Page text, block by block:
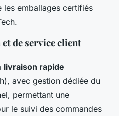
les emballages certifiés
de service client
livraison rapide
avec gestion dédiée du
permettant une
le suivi des commandes